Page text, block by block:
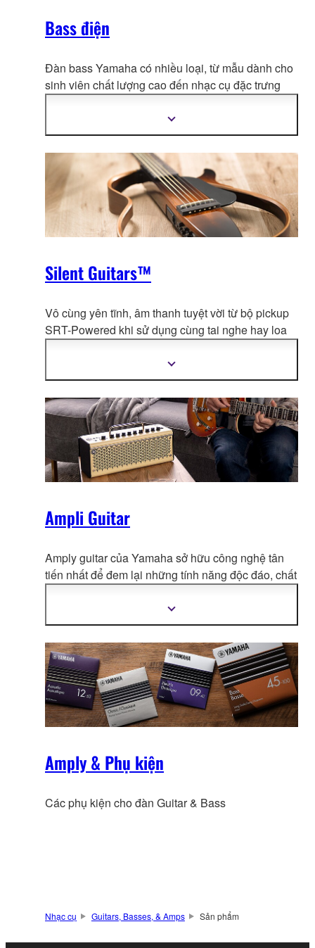
Bass điện
Đàn bass Yamaha có nhiều loại, từ mẫu dành cho
sinh viên chất lượng cao đến nhạc cụ đặc trưng
huyền thoại trên sân khấu và trong phòng thu.
Hiển
thông
tin
Silent Guitars™
Vô cùng yên tĩnh, âm thanh tuyệt vời từ bộ pickup
SRT-Powered khi sử dụng cùng tai nghe hay loa
nhẹ linh hoạt khiến cho SLG trở thành nhạc cụ
hoàn hảo cho việc luyện tập, di chuyển, thu âm
hay biểu diễn.
Hiển
thông
tin
Ampli Guitar
Amply guitar của Yamaha sở hữu công nghệ tân
tiến nhất để đem lại những tính năng độc đáo, chất
Hiển
thông
tin
Amply & Phụ kiện
Các phụ kiện cho đàn Guitar & Bass
Nhạc cụ Guitars, Basses, & Amps Sản phẩm